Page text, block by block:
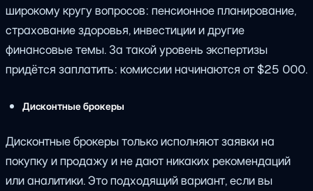
широкому кругу вопросов: пенсионное планирование,
страхование здоровья, инвестиции и другие
финансовые темы. За такой уровень экспертизы
придётся заплатить: комиссии начинаются от $25 000.
Дисконтные брокеры
Дисконтные брокеры только исполняют заявки на
покупку и продажу и не дают никаких рекомендаций
или аналитики. Это подходящий вариант, если вы